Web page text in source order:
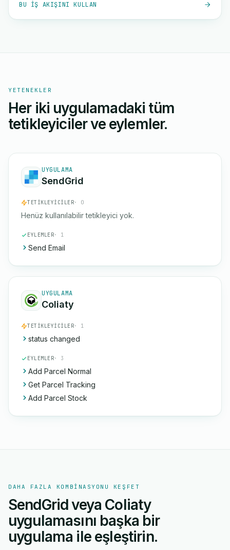
BU IŞ AKIŞINI KULLAN
YETENEKLER
Her iki uygulamadaki tüm
tetikleyiciler ve eylemler.
UYGULAMA
SendGrid
TETIKLEYICILER· 0
Henüz kullanılabilir tetikleyici yok.
EYLEMLER· 1
Send Email
UYGULAMA
Coliaty
TETIKLEYICILER· 1
status changed
EYLEMLER· 3
Add Parcel Normal
Get Parcel Tracking
Add Parcel Stock
DAHA FAZLA KOMBINASYONU KEŞFET
SendGrid veya Coliaty
uygulamasını başka bir
uygulama ile eşleştirin.